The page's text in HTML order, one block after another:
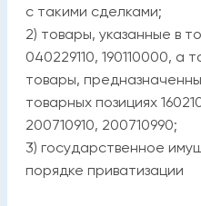
с такими сделками;
2) товары, указанные в
040229110, 190110000, а
товары,
товарных позициях
200710910, 200710990;
3) государственное
порядке приватизации